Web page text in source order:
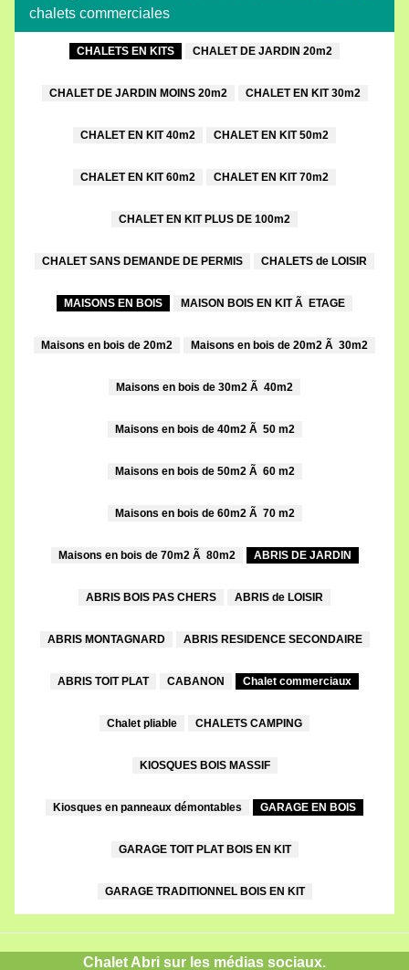
chalets commerciales
CHALETS EN KITS CHALET DE JARDIN 20m2
CHALET DE JARDIN MOINS 20m2 CHALET EN KIT 30m2
CHALET EN KIT 40m2 CHALET EN KIT 50m2
CHALET EN KIT 60m2 CHALET EN KIT 70m2
CHALET EN KIT PLUS DE 100m2
CHALET SANS DEMANDE DE PERMIS CHALETS de LOISIR
MAISONS EN BOIS MAISON BOIS EN KIT Ã ETAGE
Maisons en bois de 20m2 Maisons en bois de 20m2 Ã 30m2
Maisons en bois de 30m2 Ã 40m2
Maisons en bois de 40m2 Ã 50 m2
Maisons en bois de 50m2 Ã 60 m2
Maisons en bois de 60m2 Ã 70 m2
Maisons en bois de 70m2 Ã 80m2 ABRIS DE JARDIN
ABRIS BOIS PAS CHERS ABRIS de LOISIR
ABRIS MONTAGNARD ABRIS RESIDENCE SECONDAIRE
ABRIS TOIT PLAT CABANON Chalet commerciaux
Chalet pliable CHALETS CAMPING
KIOSQUES BOIS MASSIF
Kiosques en panneaux démontables GARAGE EN BOIS
GARAGE TOIT PLAT BOIS EN KIT
GARAGE TRADITIONNEL BOIS EN KIT
Chalet Abri sur les médias sociaux.